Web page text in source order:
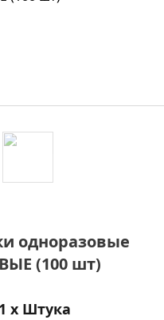
одноразовые
(100 шт)
1 x Штука